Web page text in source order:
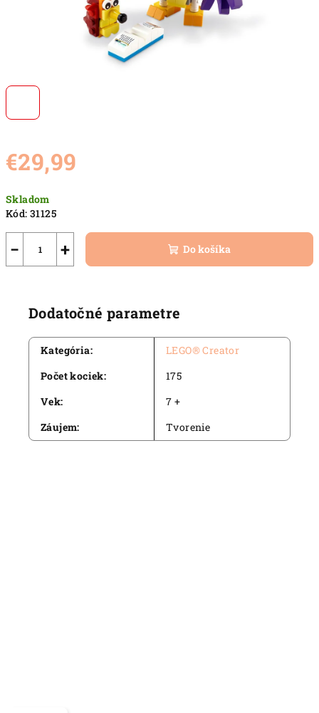
€29,99
cena:
Skladom
Kód: 31125
+
− Do košíka
Dodatočné parametre
Kategória:
LEGO® Creator
Počet kociek:
175
Vek:
7 +
Záujem: Tvorenie